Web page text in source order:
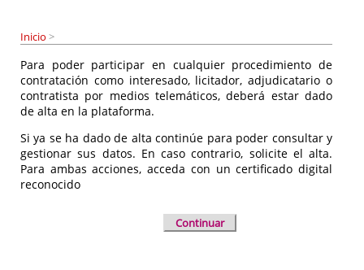
Inicio >
Para poder participar en cualquier procedimiento de
contratación como interesado, licitador, adjudicatario o
contratista por medios telemáticos, deberá estar dado
de alta en la plataforma.
Si ya se ha dado de alta continúe para poder consultar y
gestionar sus datos. En caso contrario, solicite el alta.
Para ambas acciones, acceda con un certificado digital
reconocido
Continuar